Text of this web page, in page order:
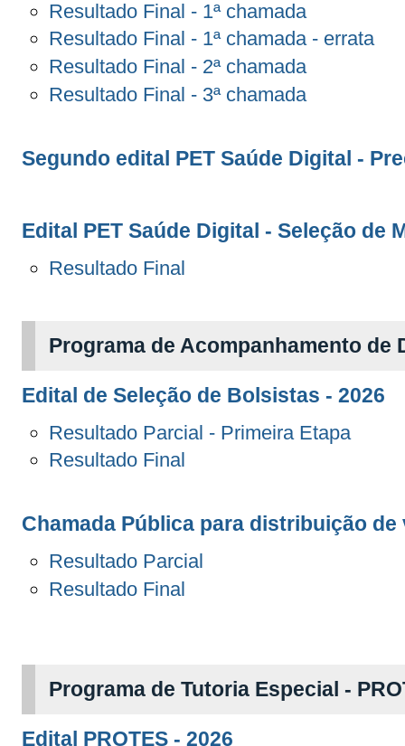
Resultado Final - 1ª chamada
Resultado Final - 1ª chamada - errata
Resultado Final - 2ª chamada
Resultado Final - 3ª chamada
Segundo edital PET Saúde Digital -
Edital PET Saúde Digital - Seleção de
Resultado Final
Programa de Acompanhamento de
Edital de Seleção de Bolsistas - 2026
Resultado Parcial - Primeira Etapa
Resultado Final
Chamada Pública para distribuição de
Resultado Parcial
Resultado Final
Programa de Tutoria Especial -
Edital PROTES - 2026